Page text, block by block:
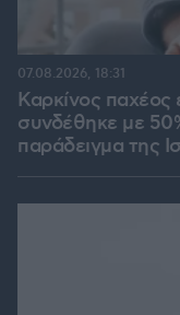
Καρκίνος παχέος
συνδέθηκε με
παράδειγμα της
07.08.2026, 18:31